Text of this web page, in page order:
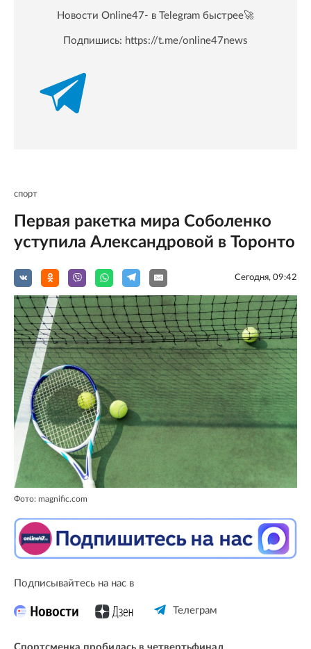
Новости Online47- в Telegram быстрее🚀
Подпишись: https://t.me/online47news
спорт
Первая ракетка мира Соболенко
уступила Александровой в Торонто
Сегодня, 09:42
Фото: magnific.com
Подписывайтесь на нас в
Телеграм